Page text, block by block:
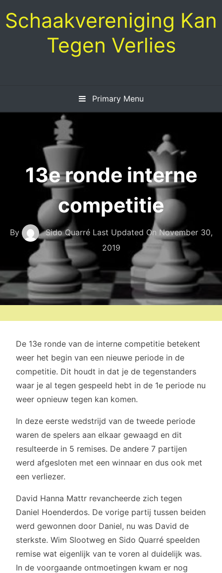
to
content
Schaakvereniging Kan
Tegen Verlies
Primary Menu
13e ronde interne
competitie
By Sido Quarré Last Updated On November 30,
2019
De 13e ronde van de interne competitie betekent
weer het begin van een nieuwe periode in de
competitie. Dit houdt in dat je de tegenstanders
waar je al tegen gespeeld hebt in de 1e periode nu
weer opnieuw tegen kan komen.
In deze eerste wedstrijd van de tweede periode
waren de spelers aan elkaar gewaagd en dit
resulteerde in 5 remises. De andere 7 partijen
werd afgesloten met een winnaar en dus ook met
een verliezer.
David Hanna Mattr revancheerde zich tegen
Daniel Hoenderdos. De vorige partij tussen beiden
werd gewonnen door Daniel, nu was David de
sterkste. Wim Slootweg en Sido Quarré speelden
remise wat eigenlijk van te voren al duidelijk was.
In de voorgaande ontmoetingen kwam er nog